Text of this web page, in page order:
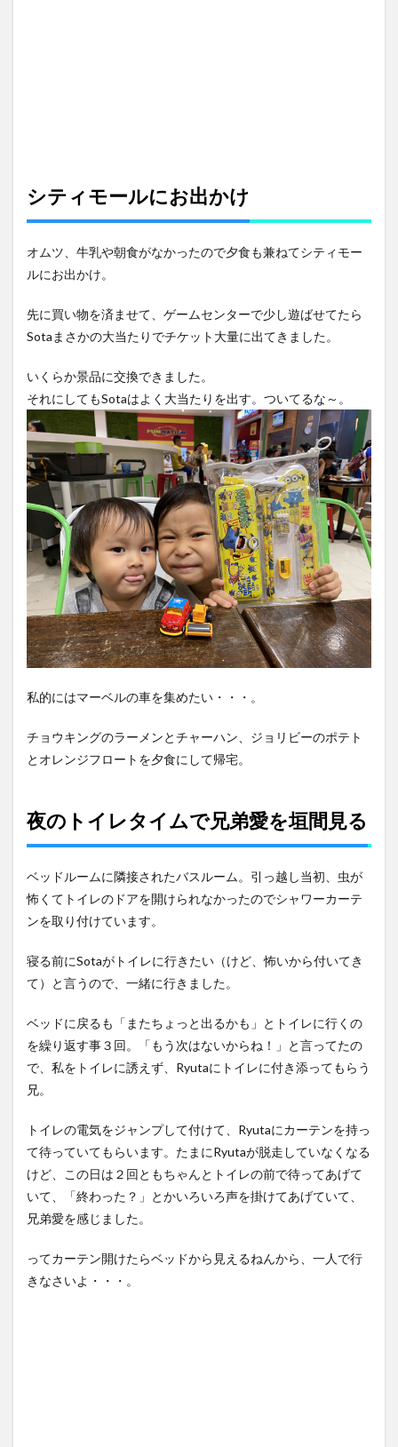
シティモールにお出かけ
オムツ、牛乳や朝食がなかったので夕食も兼ねてシティモー
ルにお出かけ。
先に買い物を済ませて、ゲームセンターで少し遊ばせてたら
Sotaまさかの大当たりでチケット大量に出てきました。
いくらか景品に交換できました。
それにしてもSotaはよく大当たりを出す。ついてるな～。
私的にはマーベルの車を集めたい・・・。
チョウキングのラーメンとチャーハン、ジョリビーのポテト
とオレンジフロートを夕食にして帰宅。
夜のトイレタイムで兄弟愛を垣間見る
ベッドルームに隣接されたバスルーム。引っ越し当初、虫が
怖くてトイレのドアを開けられなかったのでシャワーカーテ
ンを取り付けています。
寝る前にSotaがトイレに行きたい（けど、怖いから付いてき
て）と言うので、一緒に行きました。
ベッドに戻るも「またちょっと出るかも」とトイレに行くの
を繰り返す事３回。「もう次はないからね！」と言ってたの
で、私をトイレに誘えず、Ryutaにトイレに付き添ってもらう
兄。
トイレの電気をジャンプして付けて、Ryutaにカーテンを持っ
て待っていてもらいます。たまにRyutaが脱走していなくなる
けど、この日は２回ともちゃんとトイレの前で待ってあげて
いて、「終わった？」とかいろいろ声を掛けてあげていて、
兄弟愛を感じました。
ってカーテン開けたらベッドから見えるねんから、一人で行
きなさいよ・・・。